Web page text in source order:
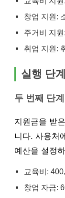
창업 지원:
주거비 지
취업 지원:
실행 단계
두 번째 단
지원금을 받
니다. 사용처
예산을 설정
교육비:
창업 자금: